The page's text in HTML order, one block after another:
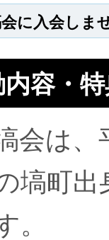
に入会しま
容・
会は、
塙町出
。